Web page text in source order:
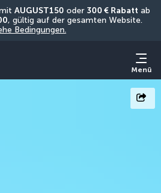
AUGUST150 oder 300 € Rabatt ab
Bedingungen.
Menü